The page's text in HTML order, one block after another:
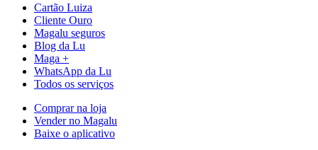
Cartão Luiza
Cliente Ouro
Magalu seguros
Blog da Lu
Maga +
WhatsApp da Lu
Todos os serviços
Comprar na loja
Vender no Magalu
Baixe o aplicativo